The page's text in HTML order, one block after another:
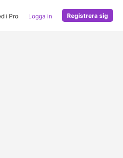
i Pro Logga in Registrera sig